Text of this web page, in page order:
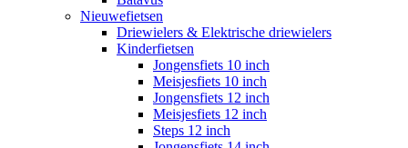
Nieuwefietsen
Driewielers & Elektrische driewielers
Kinderfietsen
Jongensfiets 10 inch
Meisjesfiets 10 inch
Jongensfiets 12 inch
Meisjesfiets 12 inch
Steps 12 inch